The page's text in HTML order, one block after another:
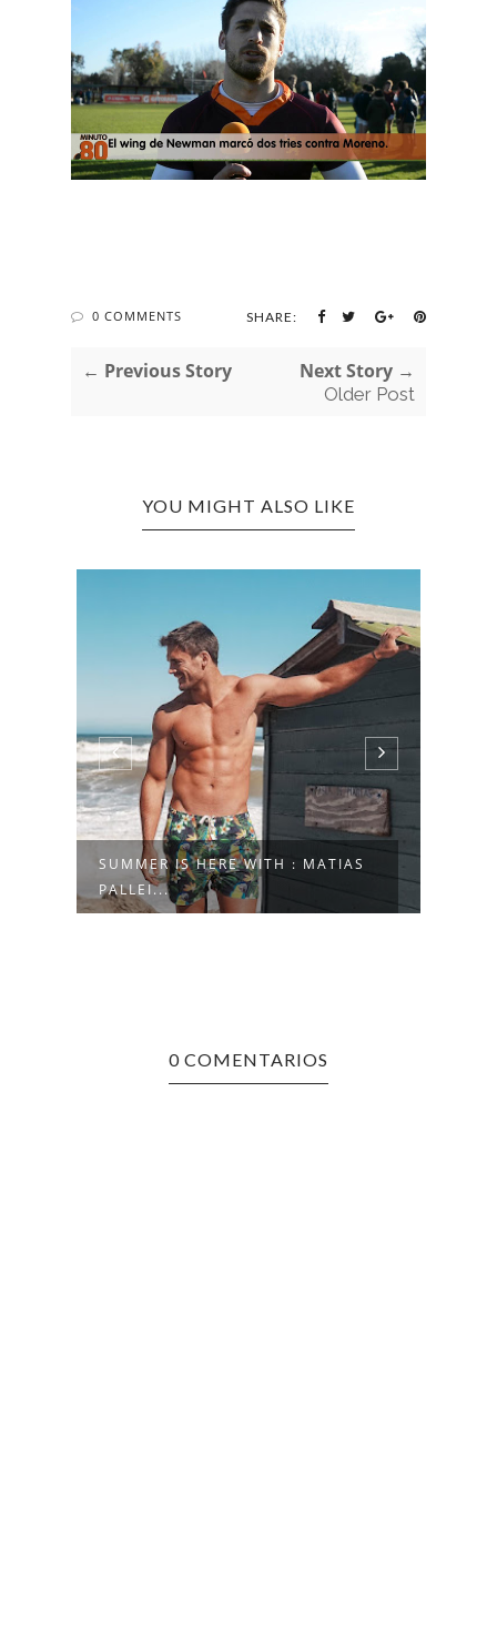
0 COMMENTS SHARE:
← Previous Story Next Story →
Older Post
YOU MIGHT ALSO LIKE
SUMMER IS HERE WITH : MATIAS
PALLEI...
0 COMENTARIOS